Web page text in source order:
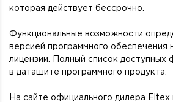
которая действует бессрочно.
Функциональные возможности
версией программного обеспечения
лицензии. Полный список доступных
в даташите программного продукта.
На сайте официального дилера Eltex